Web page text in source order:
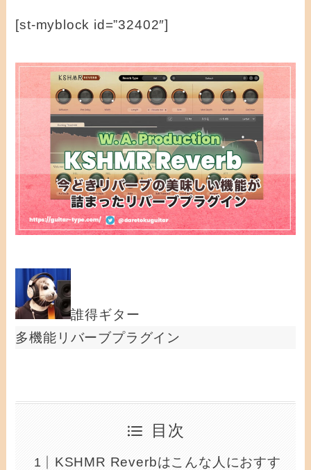
[st-myblock id=”32402″]
誰得ギター
多機能リバーブプラグイン
目次
KSHMR Reverbはこんな人におすす